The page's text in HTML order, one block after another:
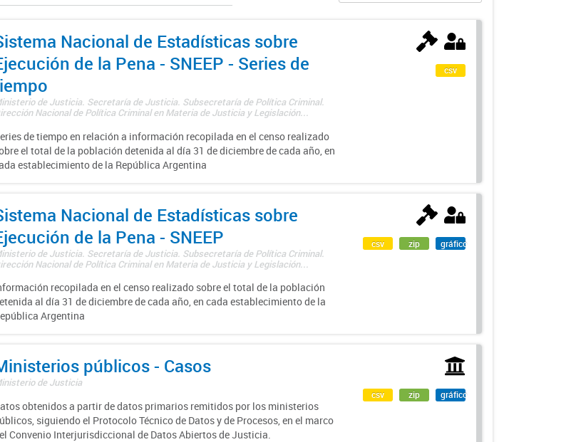
Nacional de Estadísticas sobre
de la Pena - SNEEP - Series de
de Justicia. Secretaría de Justicia. Subsecretaría de Política Criminal.
Nacional de Política Criminal en Materia de Justicia y Legislación...
de tiempo en relación a información recopilada en el censo realizado
el total de la población detenida al día 31 de diciembre de cada año, en
establecimiento de la República Argentina
csv
Nacional de Estadísticas sobre
de la Pena - SNEEP
de Justicia. Secretaría de Justicia. Subsecretaría de Política Criminal.
Nacional de Política Criminal en Materia de Justicia y Legislación...
recopilada en el censo realizado sobre el total de la población
al día 31 de diciembre de cada año, en cada establecimiento de la
Argentina
csv zip gráfico
públicos - Casos
de Justicia
obtenidos a partir de datos primarios remitidos por los ministerios
siguiendo el Protocolo Técnico de Datos y de Procesos, en el marco
Convenio Interjurisdiccional de Datos Abiertos de Justicia.
csv zip gráfico